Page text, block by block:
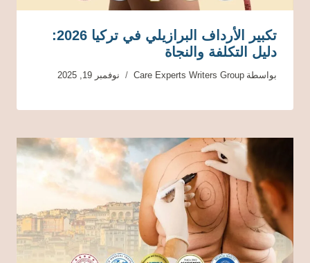
تكبير الأرداف البرازيلي في تركيا 2026:
دليل التكلفة والنجاة
بواسطة Care Experts Writers Group نوفمبر 19, 2025